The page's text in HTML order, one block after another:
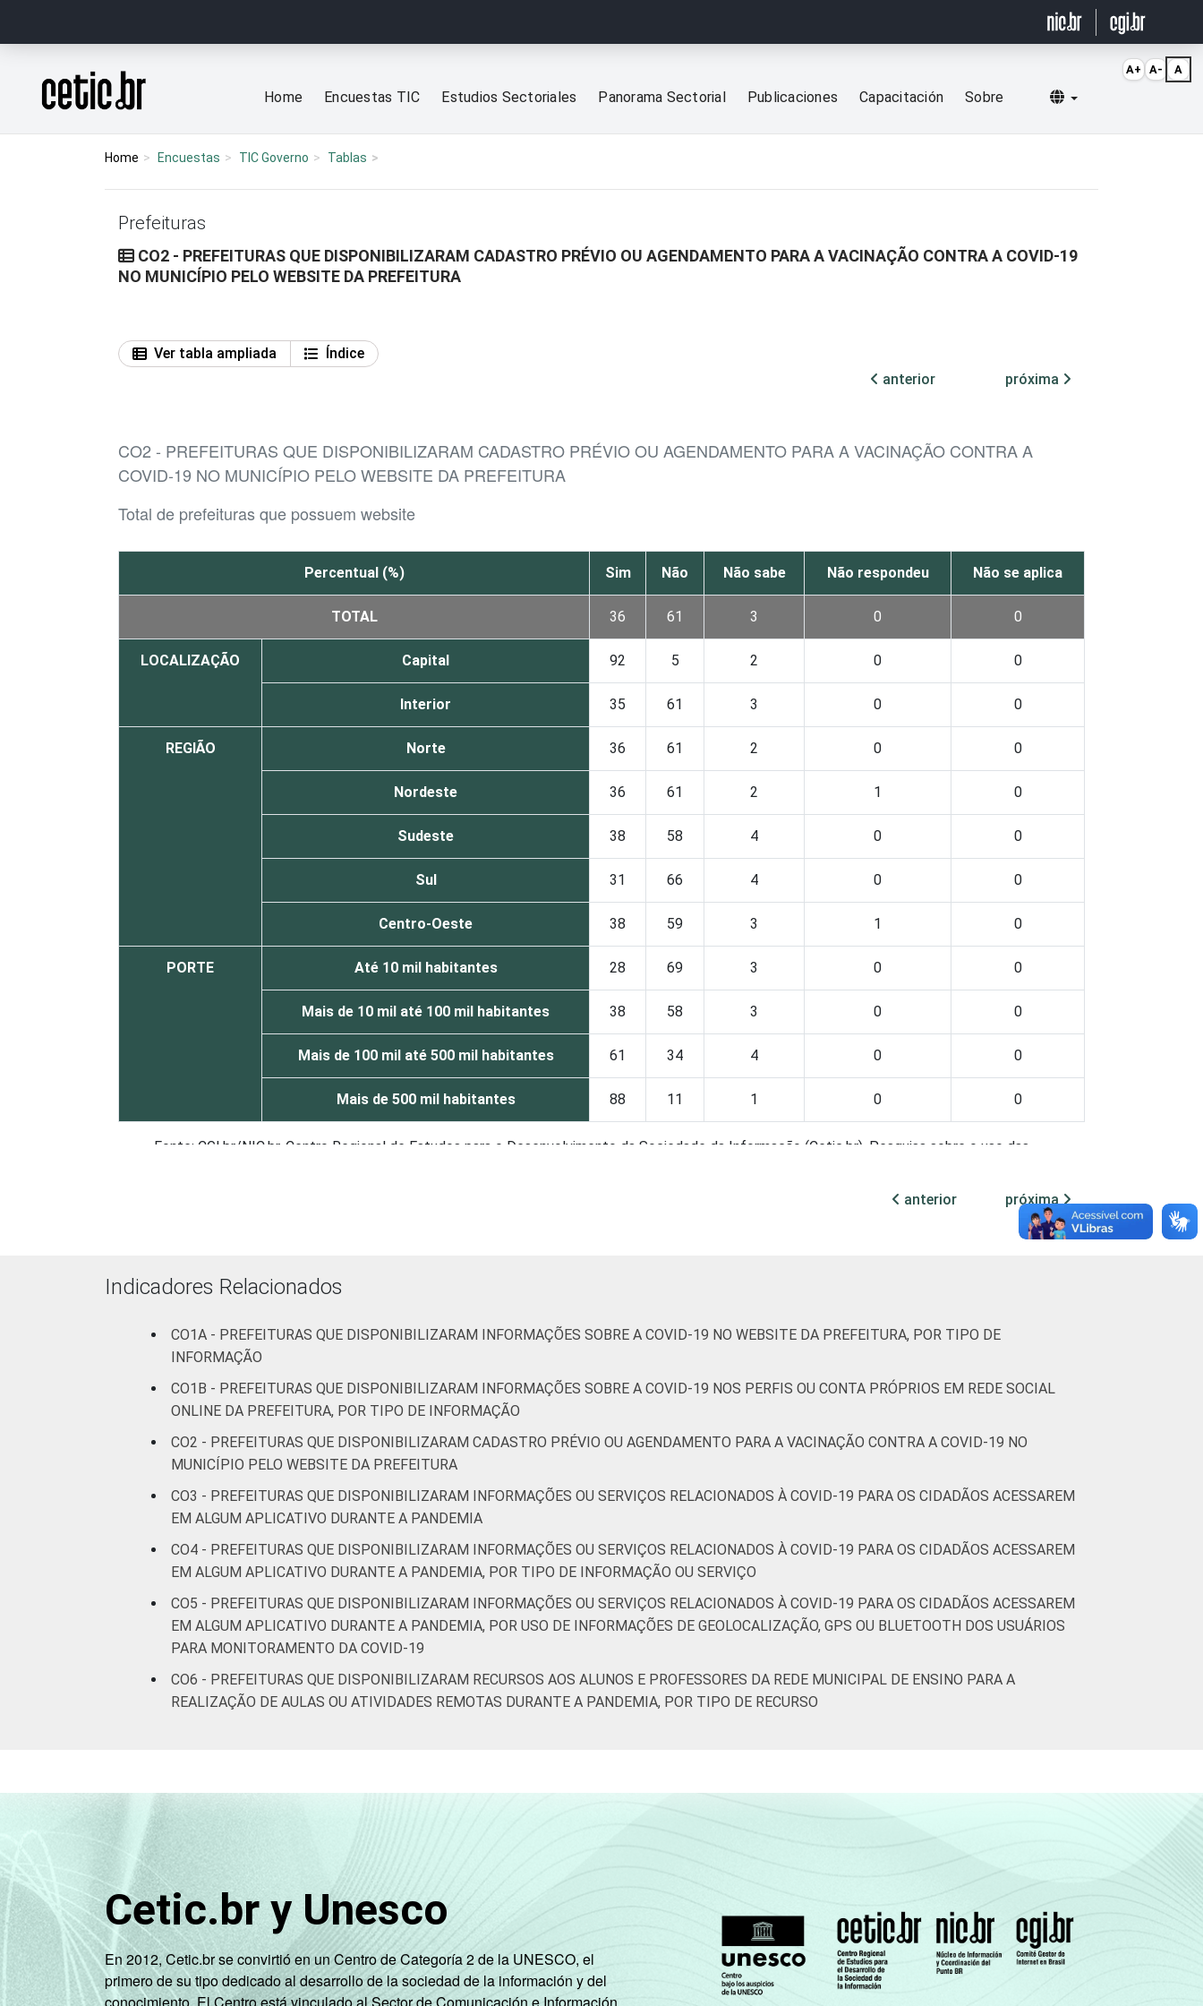
Página inicial
Home Encuestas TIC Estudios Sectoriales Panorama Sectorial Publicaciones Capacitación Sobre Selecionar idioma
Home Encuestas TIC Governo Tablas
Prefeituras
CO2 - PREFEITURAS QUE DISPONIBILIZARAM CADASTRO PRÉVIO OU AGENDAMENTO PARA A VACINAÇÃO CONTRA A COVID-19
NO MUNICÍPIO PELO WEBSITE DA PREFEITURA
Ver tabla ampliada
Índice
anterior
próxima
CO2 - PREFEITURAS QUE DISPONIBILIZARAM CADASTRO PRÉVIO OU AGENDAMENTO PARA A VACINAÇÃO CONTRA A
COVID-19 NO MUNICÍPIO PELO WEBSITE DA PREFEITURA
Total de prefeituras que possuem website
Percentual (%) Sim Não Não sabe Não respondeu Não se aplica
TOTAL 36 61 3 0 0
LOCALIZAÇÃO Capital 92 5 2 0 0
Interior 35 61 3 0 0
REGIÃO Norte 36 61 2 0 0
Nordeste 36 61 2 1 0
Sudeste 38 58 4 0 0
Sul 31 66 4 0 0
Centro-Oeste 38 59 3 1 0
PORTE Até 10 mil habitantes 28 69 3 0 0
Mais de 10 mil até 100 mil habitantes 38 58 3 0 0
Mais de 100 mil até 500 mil habitantes 61 34 4 0 0
Mais de 500 mil habitantes 88 11 1 0 0
Fonte: CGI.br/NIC.br, Centro Regional de Estudos para o Desenvolvimento da Sociedade da Informação (Cetic.br), Pesquisa sobre o uso das
anterior
próxima
Indicadores Relacionados
CO1A - PREFEITURAS QUE DISPONIBILIZARAM INFORMAÇÕES SOBRE A COVID-19 NO WEBSITE DA PREFEITURA, POR TIPO DE
INFORMAÇÃO
CO1B - PREFEITURAS QUE DISPONIBILIZARAM INFORMAÇÕES SOBRE A COVID-19 NOS PERFIS OU CONTA PRÓPRIOS EM REDE SOCIAL
ONLINE DA PREFEITURA, POR TIPO DE INFORMAÇÃO
CO2 - PREFEITURAS QUE DISPONIBILIZARAM CADASTRO PRÉVIO OU AGENDAMENTO PARA A VACINAÇÃO CONTRA A COVID-19 NO
MUNICÍPIO PELO WEBSITE DA PREFEITURA
CO3 - PREFEITURAS QUE DISPONIBILIZARAM INFORMAÇÕES OU SERVIÇOS RELACIONADOS À COVID-19 PARA OS CIDADÃOS ACESSAREM
EM ALGUM APLICATIVO DURANTE A PANDEMIA
CO4 - PREFEITURAS QUE DISPONIBILIZARAM INFORMAÇÕES OU SERVIÇOS RELACIONADOS À COVID-19 PARA OS CIDADÃOS ACESSAREM
EM ALGUM APLICATIVO DURANTE A PANDEMIA, POR TIPO DE INFORMAÇÃO OU SERVIÇO
CO5 - PREFEITURAS QUE DISPONIBILIZARAM INFORMAÇÕES OU SERVIÇOS RELACIONADOS À COVID-19 PARA OS CIDADÃOS ACESSAREM
EM ALGUM APLICATIVO DURANTE A PANDEMIA, POR USO DE INFORMAÇÕES DE GEOLOCALIZAÇÃO, GPS OU BLUETOOTH DOS USUÁRIOS
PARA MONITORAMENTO DA COVID-19
CO6 - PREFEITURAS QUE DISPONIBILIZARAM RECURSOS AOS ALUNOS E PROFESSORES DA REDE MUNICIPAL DE ENSINO PARA A
REALIZAÇÃO DE AULAS OU ATIVIDADES REMOTAS DURANTE A PANDEMIA, POR TIPO DE RECURSO
Cetic.br y Unesco
En 2012, Cetic.br se convirtió en un Centro de Categoría 2 de la UNESCO, el
primero de su tipo dedicado al desarrollo de la sociedad de la información y del
A+ A- A